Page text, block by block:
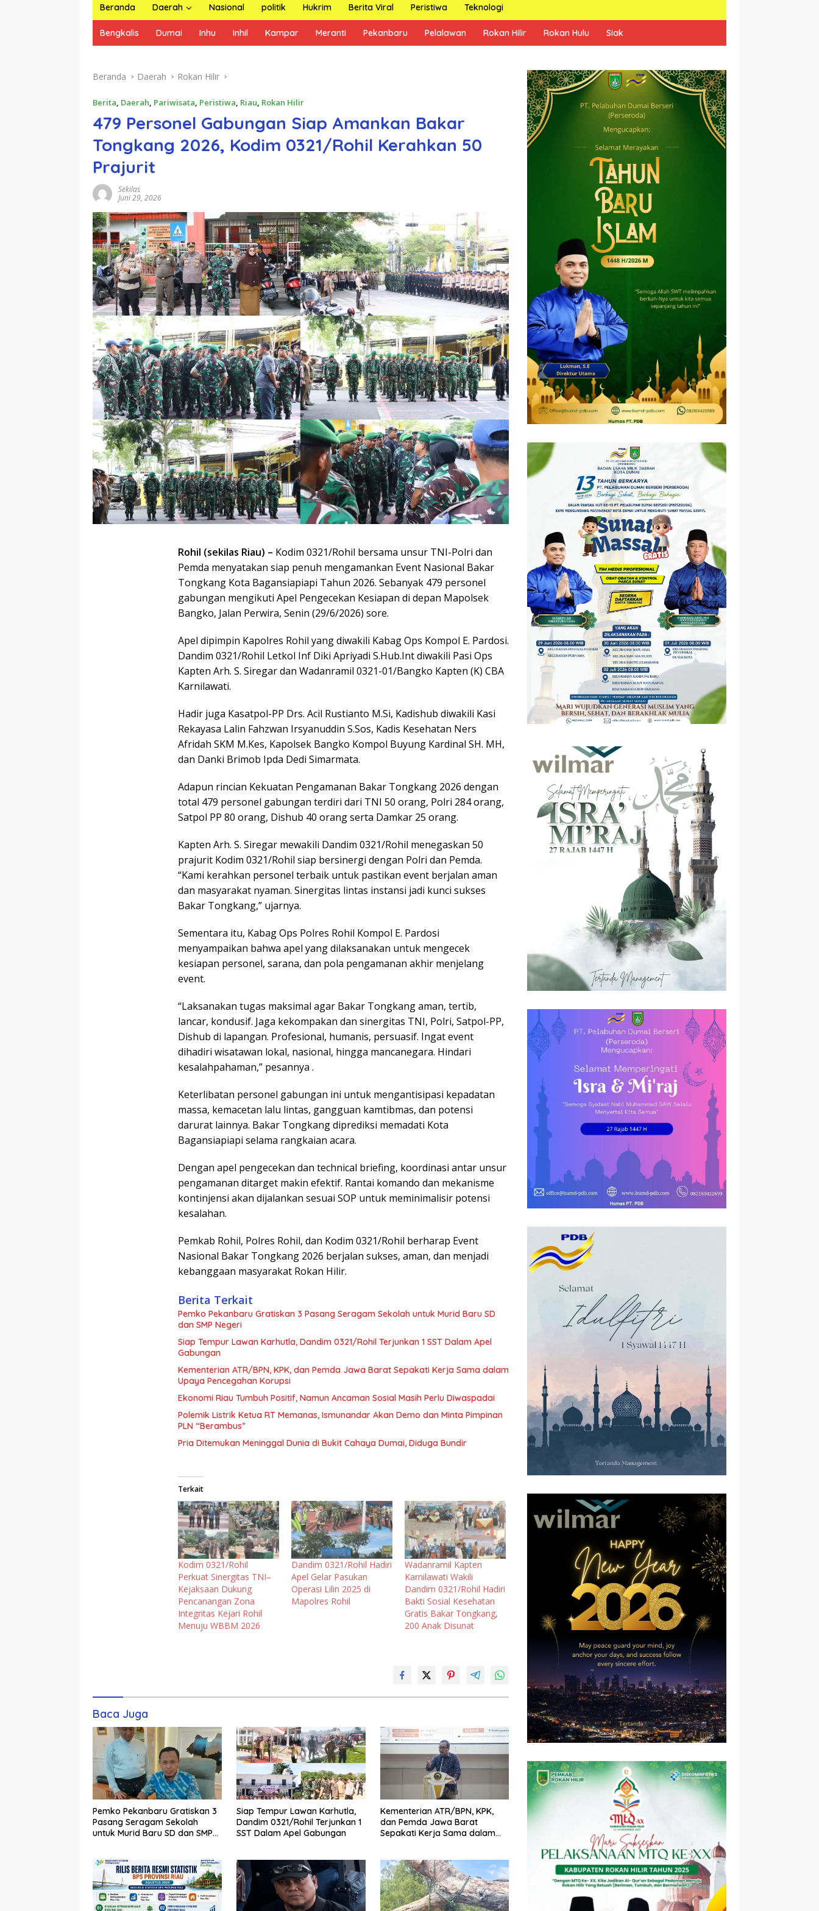
Beranda Daerah Nasional politik Hukrim Berita Viral Peristiwa Teknologi
Bengkalis Dumai Inhu Inhil Kampar Meranti Pekanbaru Pelalawan Rokan Hilir Rokan Hulu Siak
Beranda Daerah Rokan Hilir
Berita, Daerah, Pariwisata, Peristiwa, Riau, Rokan Hilir
479 Personel Gabungan Siap Amankan Bakar
Tongkang 2026, Kodim 0321/Rohil Kerahkan 50
Prajurit
Sekilas
Juni 29, 2026
Rohil (sekilas Riau) – Kodim 0321/Rohil bersama unsur TNI-Polri dan
Pemda menyatakan siap penuh mengamankan Event Nasional Bakar
Tongkang Kota Bagansiapiapi Tahun 2026. Sebanyak 479 personel
gabungan mengikuti Apel Pengecekan Kesiapan di depan Mapolsek
Bangko, Jalan Perwira, Senin (29/6/2026) sore.
Apel dipimpin Kapolres Rohil yang diwakili Kabag Ops Kompol E. Pardosi.
Dandim 0321/Rohil Letkol Inf Diki Apriyadi S.Hub.Int diwakili Pasi Ops
Kapten Arh. S. Siregar dan Wadanramil 0321-01/Bangko Kapten (K) CBA
Karnilawati.
Hadir juga Kasatpol-PP Drs. Acil Rustianto M.Si, Kadishub diwakili Kasi
Rekayasa Lalin Fahzwan Irsyanuddin S.Sos, Kadis Kesehatan Ners
Afridah SKM M.Kes, Kapolsek Bangko Kompol Buyung Kardinal SH. MH,
dan Danki Brimob Ipda Dedi Simarmata.
Adapun rincian Kekuatan Pengamanan Bakar Tongkang 2026 dengan
total 479 personel gabungan terdiri dari TNI 50 orang, Polri 284 orang,
Satpol PP 80 orang, Dishub 40 orang serta Damkar 25 orang.
Kapten Arh. S. Siregar mewakili Dandim 0321/Rohil menegaskan 50
prajurit Kodim 0321/Rohil siap bersinergi dengan Polri dan Pemda.
“Kami kerahkan personel terbaik untuk pastikan event berjalan aman
dan masyarakat nyaman. Sinergitas lintas instansi jadi kunci sukses
Bakar Tongkang,” ujarnya.
Sementara itu, Kabag Ops Polres Rohil Kompol E. Pardosi
menyampaikan bahwa apel yang dilaksanakan untuk mengecek
kesiapan personel, sarana, dan pola pengamanan akhir menjelang
event.
“Laksanakan tugas maksimal agar Bakar Tongkang aman, tertib,
lancar, kondusif. Jaga kekompakan dan sinergitas TNI, Polri, Satpol-PP,
Dishub di lapangan. Profesional, humanis, persuasif. Ingat event
dihadiri wisatawan lokal, nasional, hingga mancanegara. Hindari
kesalahpahaman,” pesannya .
Keterlibatan personel gabungan ini untuk mengantisipasi kepadatan
massa, kemacetan lalu lintas, gangguan kamtibmas, dan potensi
darurat lainnya. Bakar Tongkang diprediksi memadati Kota
Bagansiapiapi selama rangkaian acara.
Dengan apel pengecekan dan technical briefing, koordinasi antar unsur
pengamanan ditarget makin efektif. Rantai komando dan mekanisme
kontinjensi akan dijalankan sesuai SOP untuk meminimalisir potensi
kesalahan.
Pemkab Rohil, Polres Rohil, dan Kodim 0321/Rohil berharap Event
Nasional Bakar Tongkang 2026 berjalan sukses, aman, dan menjadi
kebanggaan masyarakat Rokan Hilir.
Berita Terkait
Pemko Pekanbaru Gratiskan 3 Pasang Seragam Sekolah untuk Murid Baru SD
dan SMP Negeri
Siap Tempur Lawan Karhutla, Dandim 0321/Rohil Terjunkan 1 SST Dalam Apel
Gabungan
Kementerian ATR/BPN, KPK, dan Pemda Jawa Barat Sepakati Kerja Sama dalam
Upaya Pencegahan Korupsi
Ekonomi Riau Tumbuh Positif, Namun Ancaman Sosial Masih Perlu Diwaspadai
Polemik Listrik Ketua RT Memanas, Ismunandar Akan Demo dan Minta Pimpinan
PLN “Berambus”
Pria Ditemukan Meninggal Dunia di Bukit Cahaya Dumai, Diduga Bundir
Terkait
Kodim 0321/Rohil
Perkuat Sinergitas TNI–
Kejaksaan Dukung
Pencanangan Zona
Integritas Kejari Rohil
Menuju WBBM 2026
Dandim 0321/Rohil Hadiri
Apel Gelar Pasukan
Operasi Lilin 2025 di
Mapolres Rohil
Wadanramil Kapten
Karnilawati Wakili
Dandim 0321/Rohil Hadiri
Bakti Sosial Kesehatan
Gratis Bakar Tongkang,
200 Anak Disunat
Baca Juga
Pemko Pekanbaru Gratiskan 3
Pasang Seragam Sekolah
untuk Murid Baru SD dan SMP
Siap Tempur Lawan Karhutla,
Dandim 0321/Rohil Terjunkan 1
SST Dalam Apel Gabungan
Kementerian ATR/BPN, KPK,
dan Pemda Jawa Barat
Sepakati Kerja Sama dalam